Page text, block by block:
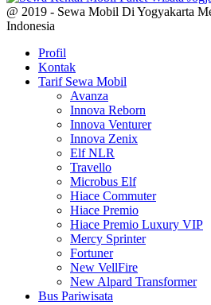
@ 2019 - Sewa Mobil Di Yogyakarta
Indonesia
Profil
Kontak
Tarif Sewa Mobil
Avanza
Innova Reborn
Innova Venturer
Innova Zenix
Elf NLR
Travello
Microbus Elf
Hiace Commuter
Hiace Premio
Hiace Premio Luxury VIP
Mercy Sprinter
Fortuner
New VellFire
New Alpard Transformer
Bus Pariwisata